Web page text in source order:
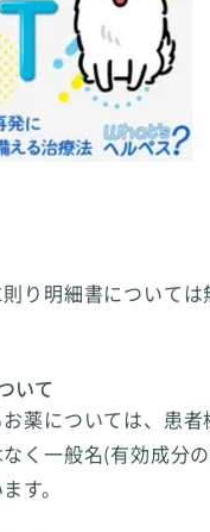
り明細書について
いて
薬については、患者
く一般名(有効成分
す。